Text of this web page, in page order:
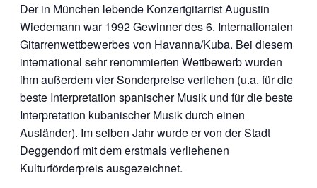
Der in München lebende Konzertgitarrist Augustin
Wiedemann war 1992 Gewinner des 6. Internationalen
Gitarrenwettbewerbes von Havanna/Kuba. Bei diesem
international sehr renommierten Wettbewerb wurden
ihm außerdem vier Sonderpreise verliehen (u.a. für die
beste Interpretation spanischer Musik und für die beste
Interpretation kubanischer Musik durch einen
Ausländer). Im selben Jahr wurde er von der Stadt
Deggendorf mit dem erstmals verliehenen
Kulturförderpreis ausgezeichnet.